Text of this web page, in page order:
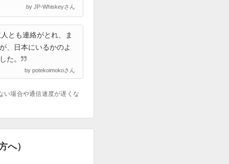
by JP-Whiskeyさん
とも連絡がとれ、ま
、日本にいるかのよ
た。
by potekoimokoさん
い場合や通信速度が遅くな
へ）